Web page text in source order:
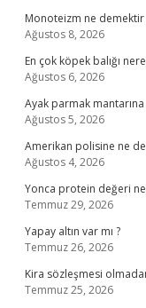
Monoteizm ne demektir
Ağustos 8, 2026
En çok köpek balığı
Ağustos 6, 2026
Ayak parmak
Ağustos 5, 2026
Amerikan polisine ne
Ağustos 4, 2026
Yonca protein değeri
Temmuz 29, 2026
Yapay altın var mı ?
Temmuz 26, 2026
Kira sözleşmesi
Temmuz 25, 2026